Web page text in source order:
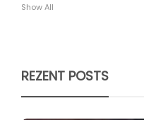
Show All
REZENT POSTS